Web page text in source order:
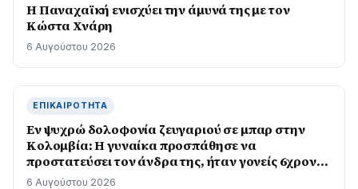
Η Παναχαϊκή ενισχύει την άμυνά της με τον
Κώστα Χνάρη
6 Αυγούστου 2026
ΕΠΙΚΑΙΡΌΤΗΤΑ
Εν ψυχρώ δολοφονία ζευγαριού σε μπαρ στην
Κολομβία: Η γυναίκα προσπάθησε να
προστατεύσει τον άνδρα της, ήταν γονείς 6χρονου
κοριτσιού, δείτε βίντεο
6 Αυγούστου 2026